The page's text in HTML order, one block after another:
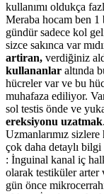
kullanımı oldukça
Meraba hocam ben
gündür sadece kol
sizce sakınca var
artiran, verdiğiniz
kullananlar altında
hücreler var ve bu
muhafaza ediliyor.
sol testis önde ve
ereksiyonu uzatmak
Uzmanlarımız
çok daha detaylı
: İnguinal kanal iç
olarak testiküler arter
gün önce